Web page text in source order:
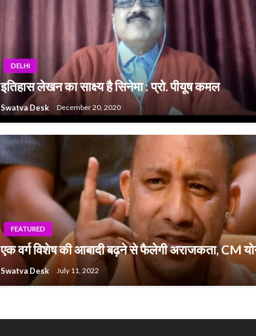
DELHI
इतिहास लेखन का साक्ष्य है सिनेमा : प्रो. पीयूष कमल
Swatva Desk December 20, 2020
FEATURED
एक वर्ग विशेष की आबादी बढ़ने से फैलेगी अराजकता, CM
Swatva Desk July 11, 2022